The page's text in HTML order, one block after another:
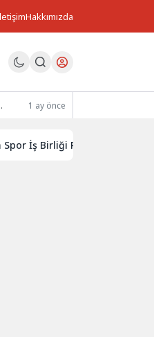
Hakkımızda
1 ay önce
Birliği Protokolü İmzalandı